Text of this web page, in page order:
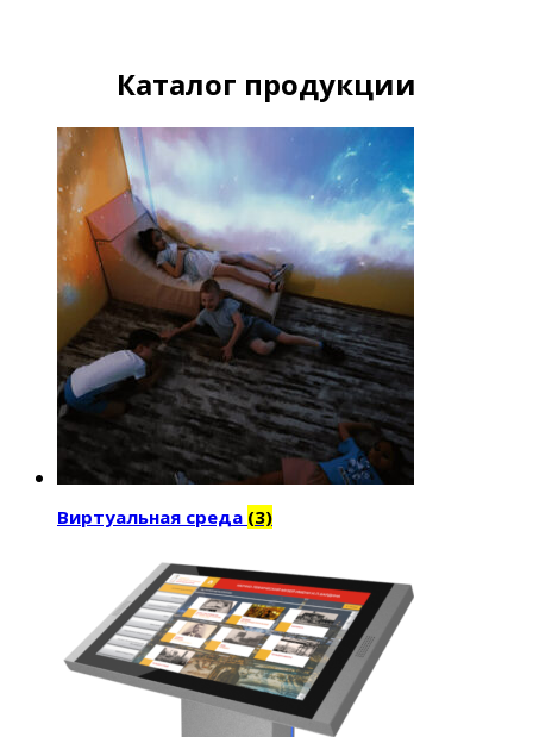
Каталог продукции
Виртуальная среда (3)